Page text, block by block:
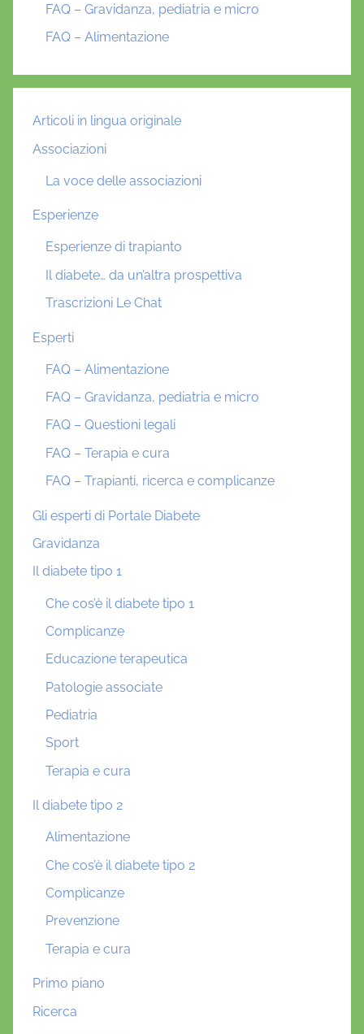
FAQ – Gravidanza, pediatria e micro
FAQ – Alimentazione
Articoli in lingua originale
Associazioni
La voce delle associazioni
Esperienze
Esperienze di trapianto
Il diabete… da un’altra prospettiva
Trascrizioni Le Chat
Esperti
FAQ – Alimentazione
FAQ – Gravidanza, pediatria e micro
FAQ – Questioni legali
FAQ – Terapia e cura
FAQ – Trapianti, ricerca e complicanze
Gli esperti di Portale Diabete
Gravidanza
Il diabete tipo 1
Che cos’è il diabete tipo 1
Complicanze
Educazione terapeutica
Patologie associate
Pediatria
Sport
Terapia e cura
Il diabete tipo 2
Alimentazione
Che cos’è il diabete tipo 2
Complicanze
Prevenzione
Terapia e cura
Primo piano
Ricerca